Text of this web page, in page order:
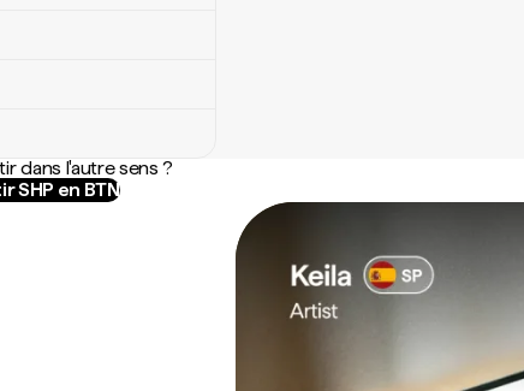
dans l'autre sens ?
SHP en BTN